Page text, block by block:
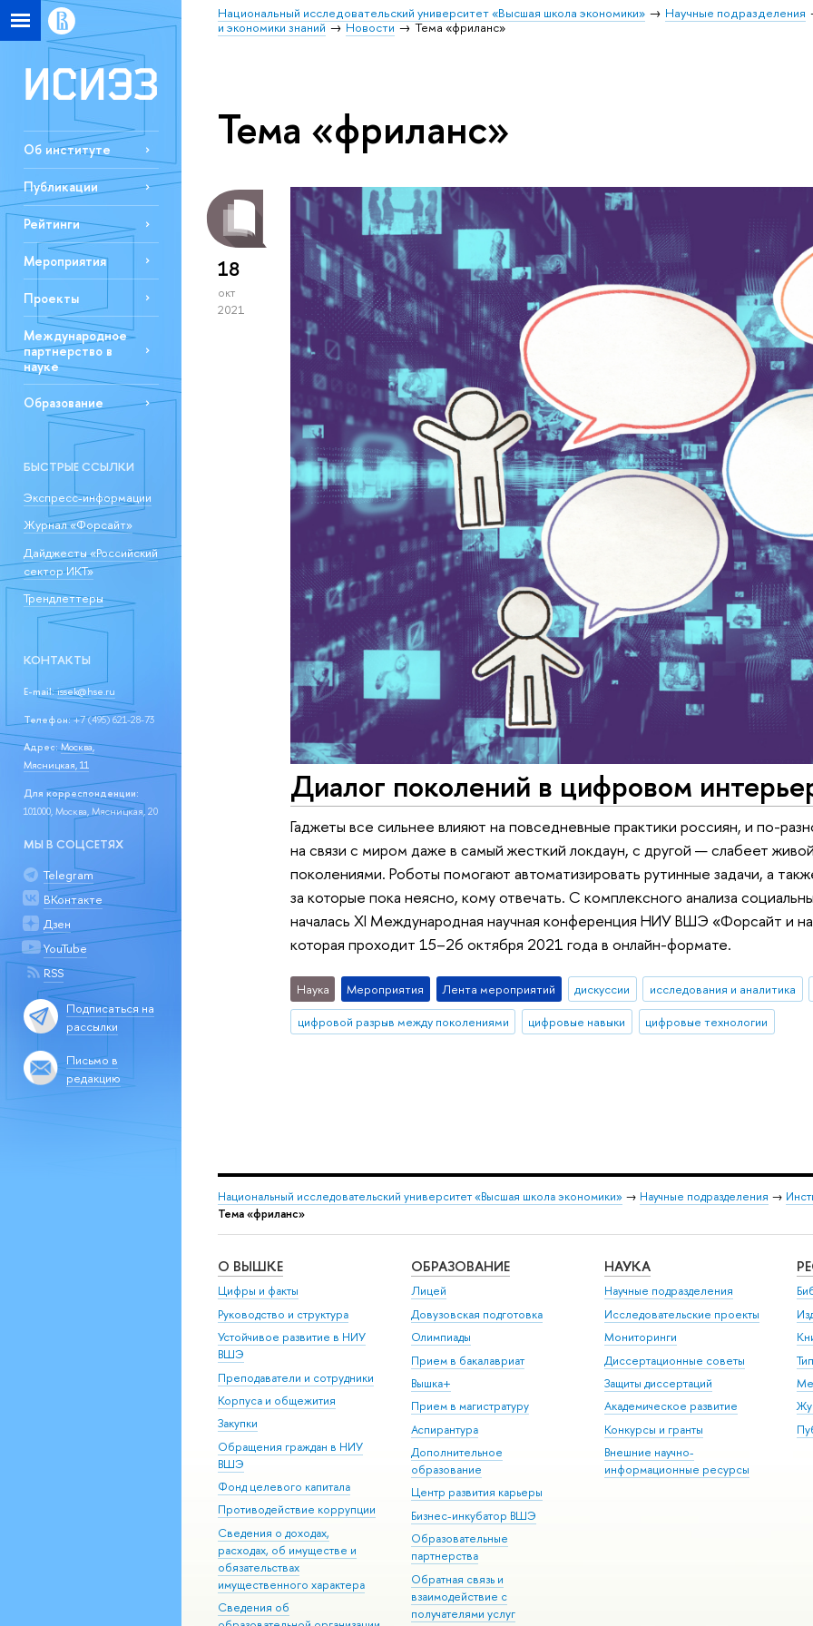
Национальный исследовательский университет «Высшая школа экономики»
Научные подразделения
и экономики знаний
Новости Тема «фриланс»
Об институте
Публикации
Рейтинги
Мероприятия
Проекты
Международное
партнерство в
науке
Образование
БЫСТРЫЕ ССЫЛКИ
Экспресс-информации
Журнал «Форсайт»
Дайджесты «Российский
сектор ИКТ»
Трендлеттеры
КОНТАКТЫ
E-mail:issek@hse.ru
Телефон:+7 (495) 621-28-73
Адрес: Москва,
Мясницкая, 11
Для корреспонденции:
101000, Москва, Мясницкая, 20
МЫ В СОЦСЕТЯХ
Telegram
ВКонтакте
Дзен
YouTube
RSS
Подписаться на
рассылки
Письмо в
редакцию
Тема «фриланс»
18
окт
2021
Диалог поколений в цифровом
Гаджеты все сильнее влияют на повседневные практики россиян, и по-
на связи с миром даже в самый жесткий локдаун, с другой — слабеет
поколениями. Роботы помогают автоматизировать рутинные задачи, а
за которые пока неясно, кому отвечать. С комплексного анализа
началась XI Международная научная конференция НИУ ВШЭ «Форсайт и
которая проходит 15–26 октября 2021 года в онлайн-формате.
Наука Мероприятия Лента мероприятий дискуссии
исследования и аналитика
цифровой разрыв между поколениями
цифровые навыки цифровые технологии
Национальный исследовательский университет «Высшая школа экономики» → Научные подразделения →
Тема «фриланс»
О ВЫШКЕ
Цифры и факты
Руководство и структура
Устойчивое развитие в НИУ
ВШЭ
Преподаватели и сотрудники
Корпуса и общежития
Закупки
Обращения граждан в НИУ
ВШЭ
Фонд целевого капитала
Противодействие коррупции
Сведения о доходах,
расходах, об имуществе и
обязательствах
имущественного характера
Сведения об
ОБРАЗОВАНИЕ
Лицей
Довузовская подготовка
Олимпиады
Прием в бакалавриат
Вышка+
Прием в магистратуру
Аспирантура
Дополнительное
образование
Центр развития карьеры
Бизнес-инкубатор ВШЭ
Образовательные
партнерства
Обратная связь и
взаимодействие с
получателями услуг
НАУКА
Научные подразделения
Исследовательские проекты
Мониторинги
Диссертационные советы
Защиты диссертаций
Академическое развитие
Конкурсы и гранты
Внешние научно-
информационные ресурсы